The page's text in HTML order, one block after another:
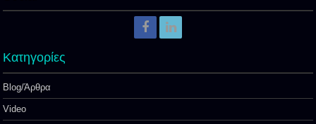
Kατηγορίες
Blog/Άρθρα
Video